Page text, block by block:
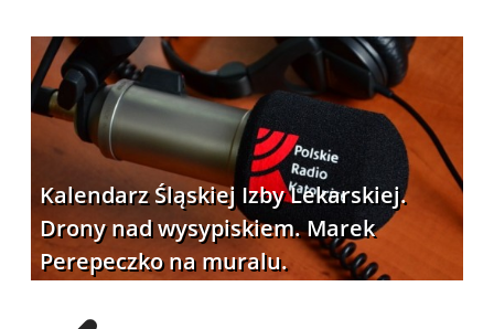
Kalendarz Śląskiej Izby Lekarskiej.
Drony nad wysypiskiem. Marek
Perepeczko na muralu.